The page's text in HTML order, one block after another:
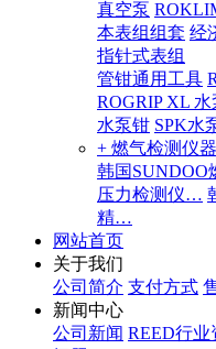
真空泵
本表组组套 经
指针式表组
管钳通用工具
ROGRIP XL
水泵钳 SPK水
+ 燃气检测仪器
韩国SUNDOO
压力检测仪…
精…
网站首页
关于我们
公司简介 支付方式
新闻中心
公司新闻 REED行业